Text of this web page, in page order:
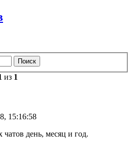
из 1
15:16:58
чатов день, месяц и год.